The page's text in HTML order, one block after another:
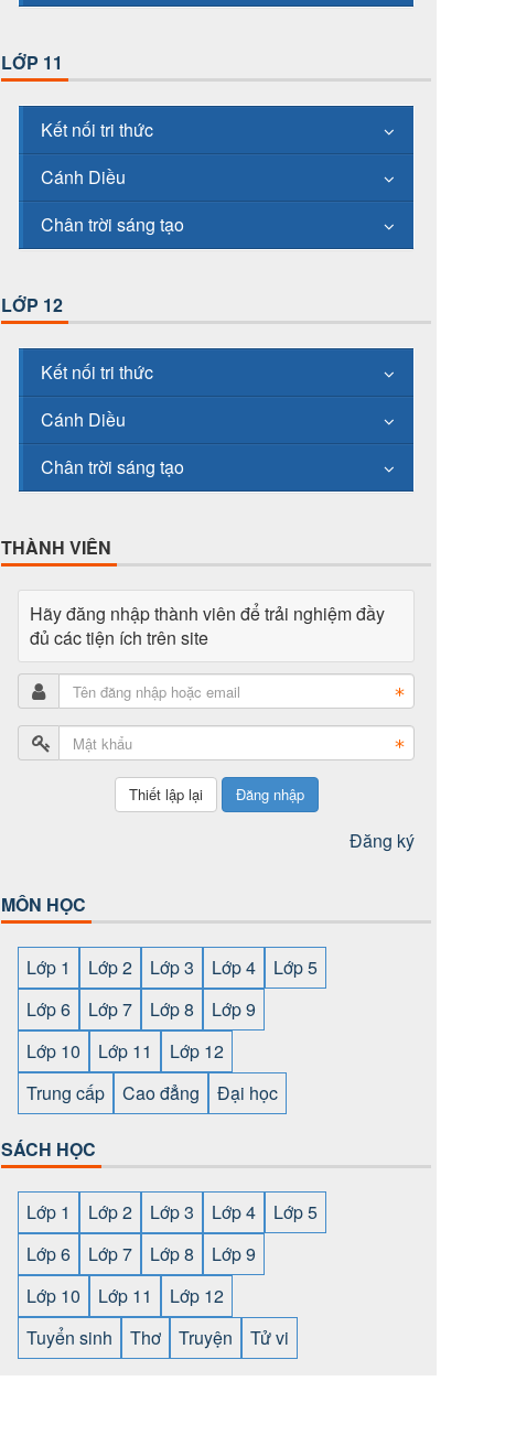
LỚP 11
Kết nối tri thức
Cánh Diều
Chân trời sáng tạo
LỚP 12
Kết nối tri thức
Cánh Diều
Chân trời sáng tạo
THÀNH VIÊN
Hãy đăng nhập thành viên để trải nghiệm đầy
đủ các tiện ích trên site
Đăng nhập
Đăng ký
MÔN HỌC
Lớp 1 Lớp 2 Lớp 3 Lớp 4
Lớp 5
Lớp 6
Lớp 7 Lớp 8
Lớp 9
Lớp 10
Lớp 11
Lớp 12
Trung cấp
Cao đẳng Đại học
SÁCH HỌC
Lớp 1 Lớp 2 Lớp 3 Lớp 4
Lớp 5
Lớp 6
Lớp 7 Lớp 8
Lớp 9
Lớp 10
Lớp 11
Lớp 12
Tuyển sinh
Thơ Truyện Tử vi